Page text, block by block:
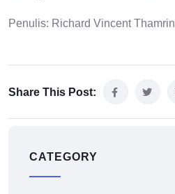
Penulis: Richard Vincent Thamrin
Share This Post:
CATEGORY